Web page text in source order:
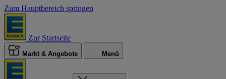
Zum Hauptbereich springen
Zur Startseite
Markt & Angebote Menü